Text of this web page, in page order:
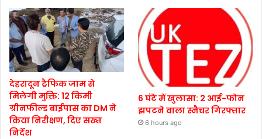
देहरादून ट्रैफिक जाम से
मिलेगी मुक्ति: 12 किमी
ग्रीनफील्ड बाईपास का DM ने
किया निरीक्षण, दिए सख्त
निर्देश
6 घंटे में खुलासा: 2 आई-फोन
झपटने वाला स्नैचर गिरफ्तार
6 hours ago